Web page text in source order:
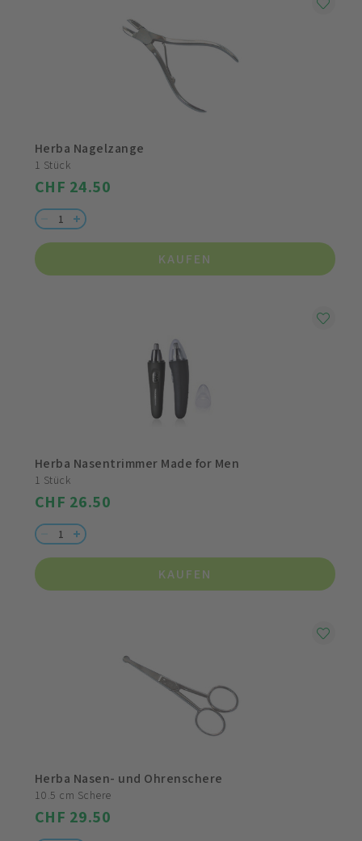
Herba Nagelzange
1 Stück
CHF 24.50
KAUFEN
Herba Nasentrimmer Made for Men
1 Stück
CHF 26.50
KAUFEN
Herba Nasen- und Ohrenschere
10.5 cm Schere
CHF 29.50